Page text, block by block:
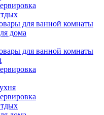
для ванной комнаты
дома
для ванной комнаты